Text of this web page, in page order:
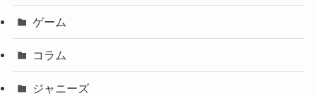
ゲーム
コラム
ジャニーズ